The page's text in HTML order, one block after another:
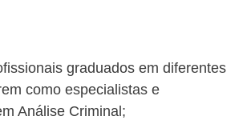
graduados em diferentes
como especialistas e
Análise Criminal;